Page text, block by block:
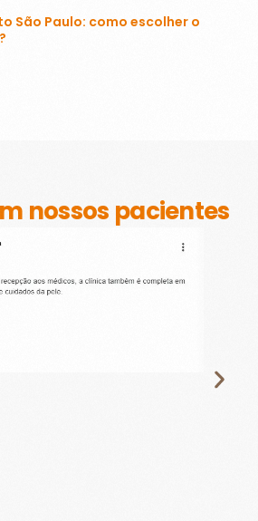
São Paulo: como escolher o
nossos pacientes